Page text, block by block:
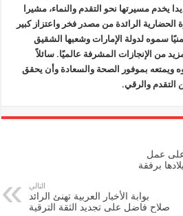
يخدم مسيرتها نحو التقدم والنماء، مشيرا
الرائدة من مصدر فخر واعتزاز كبير
سموه لدولة الإمارات وشعبها الشقيق
من الإنجازات المشرفة عالميًا. سائلاً
بموفور الصحة والسعادة وأن يحقق
التقدم والرقي.
على عمل
برفقة
التالي
بوابة الأخبار العربية تهنئ الرائد
صلاح فاضل على تجديد الثقة الترقية